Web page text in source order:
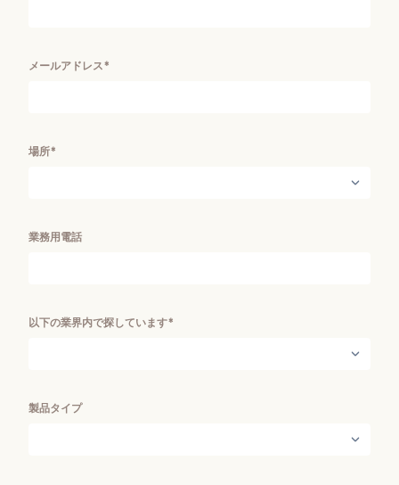
メールアドレス*
場所*
業務用電話
以下の業界内で探しています*
製品タイプ